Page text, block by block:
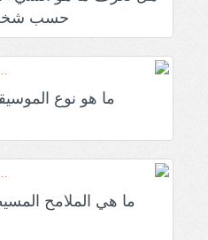
حسب
ما هو نوع
ما هي الملامح